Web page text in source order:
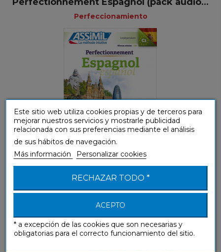
Perfeccionamiento
(B1-B2) Intermedio
Este sitio web utiliza cookies propias y de terceros para
mejorar nuestros servicios y mostrarle publicidad
relacionada con sus preferencias mediante el análisis
de sus hábitos de navegación.
Más información
Personalizar cookies
RECHAZAR TODO *
ACEPTO
* a excepción de las cookies que son necesarias y
obligatorias para el correcto funcionamiento del sitio.